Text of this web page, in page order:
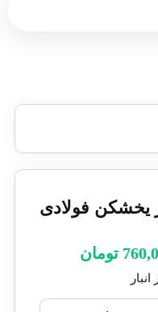
یخشکن فولادی
تومان